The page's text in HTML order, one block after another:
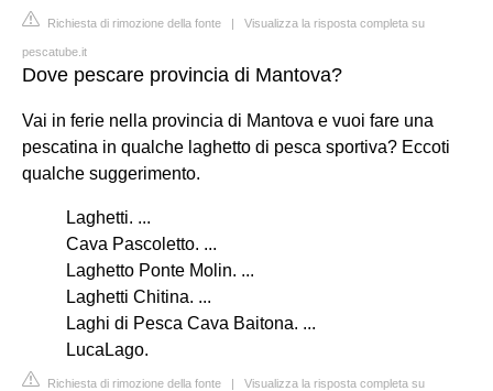
Richiesta di rimozione della fonte | Visualizza la risposta completa su
pescatube.it
Dove pescare provincia di Mantova?
Vai in ferie nella provincia di Mantova e vuoi fare una
pescatina in qualche laghetto di pesca sportiva? Eccoti
qualche suggerimento.
Laghetti. ...
Cava Pascoletto. ...
Laghetto Ponte Molin. ...
Laghetti Chitina. ...
Laghi di Pesca Cava Baitona. ...
LucaLago.
Richiesta di rimozione della fonte | Visualizza la risposta completa su